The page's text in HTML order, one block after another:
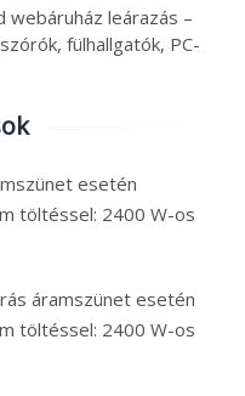
webáruház leárazás –
fülhallgatók, PC-
esetén
töltéssel: 2400 W-os
áramszünet esetén
töltéssel: 2400 W-os